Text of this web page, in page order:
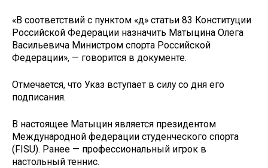
«В соответствий с пунктом «д» статьи 83 Конституции
Российской Федерации назначить Матыцина Олега
Васильевича Министром спорта Российской
Федерации», — говорится в документе.
Отмечается, что Указ вступает в силу со дня его
подписания.
В настоящее Матыцин является президентом
Международной федерации студенческого спорта
(FISU). Ранее — профессиональный игрок в
настольный теннис.